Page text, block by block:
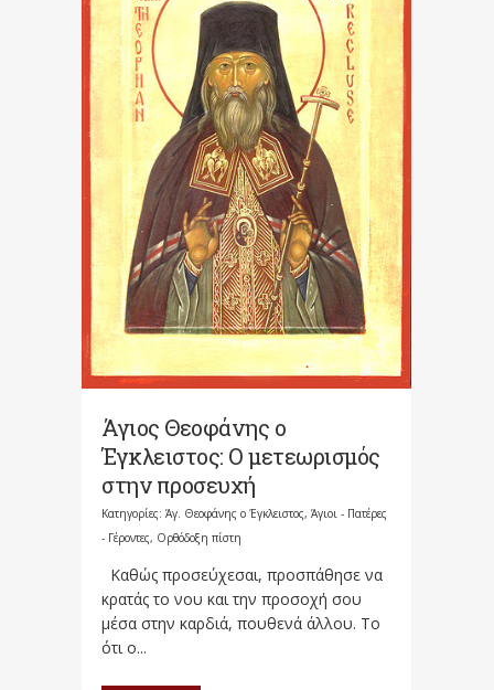
Άγιος Θεοφάνης ο
Έγκλειστος: Ο μετεωρισμός
στην προσευχή
Κατηγορίες: Άγ. Θεοφάνης ο Έγκλειστος, Άγιοι - Πατέρες
- Γέροντες, Ορθόδοξη πίστη
Καθώς προσεύχεσαι, προσπάθησε να
κρατάς το νου και την προσοχή σου
μέσα στην καρδιά, πουθενά άλλου. Το
ότι ο...